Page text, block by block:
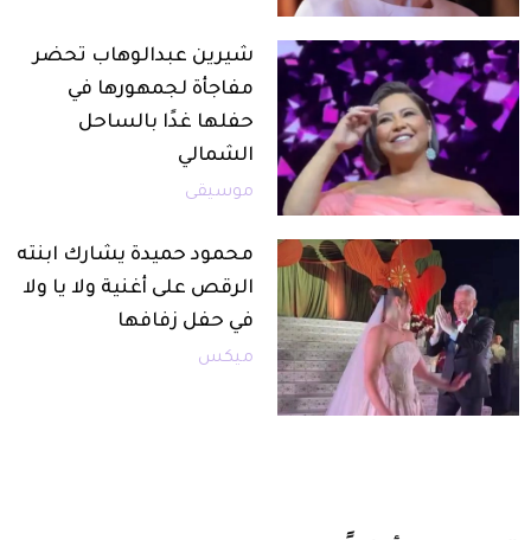
شيرين عبدالوهاب تحضر
مفاجأة لجمهورها في
حفلها غدًا بالساحل
الشمالي
موسيقى
محمود حميدة يشارك ابنته
الرقص على أغنية ولا يا ولا
في حفل زفافها
ميكس